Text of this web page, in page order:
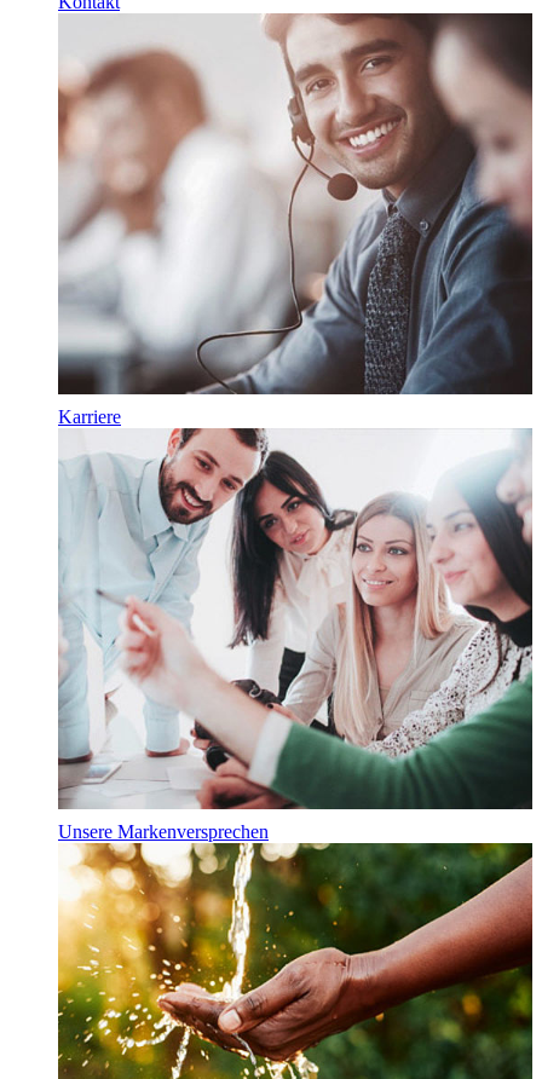
Karriere
Unsere Markenversprechen